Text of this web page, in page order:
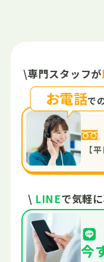
お電話で
\専門スタッフが
【
\ LINEで気軽
今